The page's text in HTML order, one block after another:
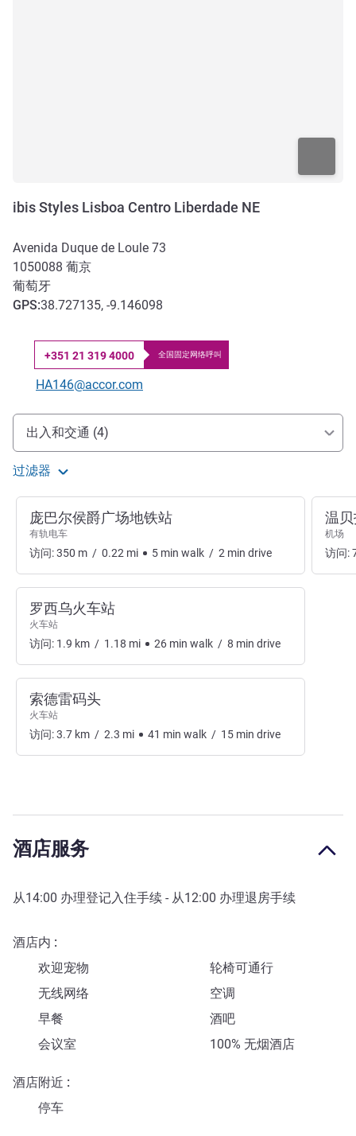
ibis Styles Lisboa Centro Liberdade NE
Avenida Duque de Loule 73
1050088 葡京
葡萄牙
GPS:38.727135, -9.146098
+351 21 319 4000 全国固定网络呼叫
联系电子邮件
HA146@accor.com
抵达和交通
出入和交通 (4)
过滤器
庞巴尔侯爵广场地铁站
有轨电车
访问:350 m / 0.22 mi 5 min walk / 2 min drive
罗西乌火车站
火车站
访问: 1.9 km / 1.18 mi 26 min walk / 8 min drive
索德雷码头
火车站
访问:3.7 km / 2.3 mi 41 min walk / 15 min drive
温
机场
访问:
酒店服务
从14:00 办理登记入住手续 - 从12:00 办理退房手续
酒店内
欢迎宠物
轮椅可通行
无线网络
空调
早餐
酒吧
会议室
100% 无烟酒店
酒店附近
停车